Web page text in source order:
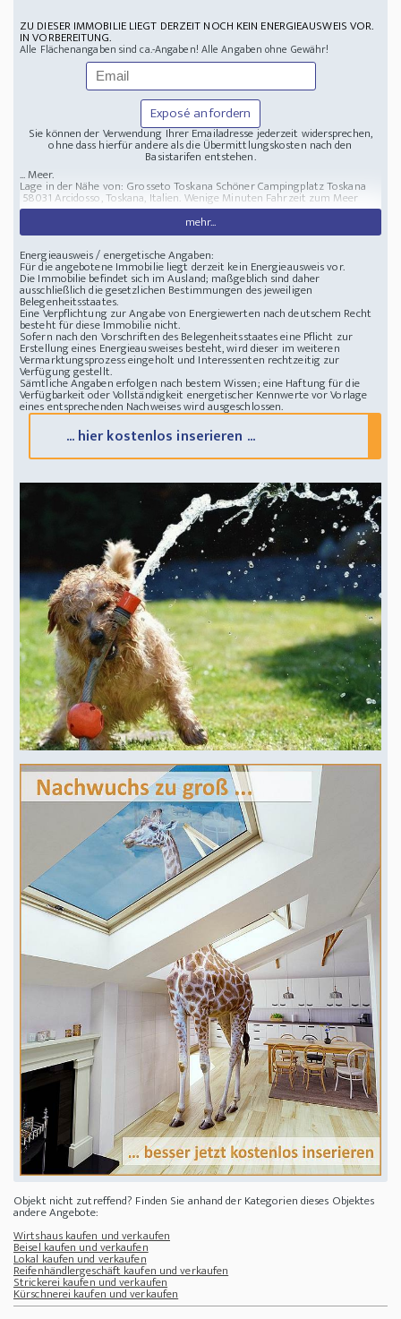
ZU DIESER IMMOBILIE LIEGT DERZEIT NOCH KEIN ENERGIEAUSWEIS VOR.
IN VORBEREITUNG.
Alle Flächenangaben sind ca.-Angaben! Alle Angaben ohne Gewähr!
Exposé anfordern
Sie können der Verwendung Ihrer Emailadresse jederzeit widersprechen,
ohne dass hierfür andere als die Übermittlungskosten nach den
Basistarifen entstehen.
... Meer.
Lage in der Nähe von: Grosseto Toskana Schöner Campingplatz Toskana
mehr...
58031 Arcidosso, Toskana, Italien. Wenige Minuten Fahrzeit zum Meer
Energieausweis / energetische Angaben:
Für die angebotene Immobilie liegt derzeit kein Energieausweis vor.
Die Immobilie befindet sich im Ausland; maßgeblich sind daher
ausschließlich die gesetzlichen Bestimmungen des jeweiligen
Belegenheitsstaates.
Eine Verpflichtung zur Angabe von Energiewerten nach deutschem Recht
besteht für diese Immobilie nicht.
Sofern nach den Vorschriften des Belegenheitsstaates eine Pflicht zur
Erstellung eines Energieausweises besteht, wird dieser im weiteren
Vermarktungsprozess eingeholt und Interessenten rechtzeitig zur
Verfügung gestellt.
Sämtliche Angaben erfolgen nach bestem Wissen; eine Haftung für die
Verfügbarkeit oder Vollständigkeit energetischer Kennwerte vor Vorlage
eines entsprechenden Nachweises wird ausgeschlossen.
... hier kostenlos inserieren ...
Objekt nicht zutreffend? Finden Sie anhand der Kategorien dieses Objektes
andere Angebote:
Wirtshaus kaufen und verkaufen
Beisel kaufen und verkaufen
Lokal kaufen und verkaufen
Reifenhändlergeschäft kaufen und verkaufen
Strickerei kaufen und verkaufen
Kürschnerei kaufen und verkaufen